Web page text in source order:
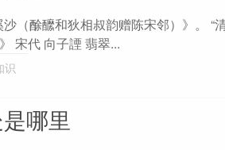
（酴醿和狄相叔韵赠陈宋邻）》。 “
宋代 向子諲 翡翠...
识
哪里